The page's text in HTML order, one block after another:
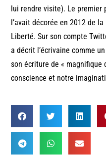
lui rendre visite). Le premier
l’avait décorée en 2012 de
Liberté. Sur son compte
a décrit l’écrivaine comme
son écriture de « magnifique
conscience et notre